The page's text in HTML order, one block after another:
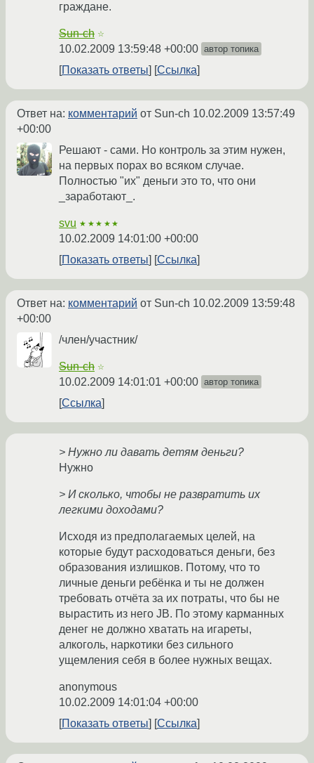
граждане.
Sun-ch ☆
10.02.2009 13:59:48 +00:00 автор топика
Показать ответы Ссылка
Ответ на: комментарий от Sun-ch 10.02.2009 13:57:49
+00:00
Решают - сами. Но контроль за этим нужен,
на первых порах во всяком случае.
Полностью "их" деньги это то, что они
_заработают_.
svu ★★★★★
10.02.2009 14:01:00 +00:00
Показать ответы
Ссылка
Ответ на: комментарий от Sun-ch 10.02.2009 13:59:48
+00:00
/член/участник/
Sun-ch ☆
10.02.2009 14:01:01 +00:00 автор топика
Ссылка
> Нужно ли давать детям деньги?
Нужно
> И сколько, чтобы не развратить их
легкими доходами?
Исходя из предполагаемых целей, на
которые будут расходоваться деньги, без
образования излишков. Потому, что то
личные деньги ребёнка и ты не должен
требовать отчёта за их потраты, что бы не
вырастить из него JB. По этому карманных
денег не должно хватать на игареты,
алкоголь, наркотики без сильного
ущемления себя в более нужных вещах.
anonymous
10.02.2009 14:01:04 +00:00
Показать ответы
Ссылка